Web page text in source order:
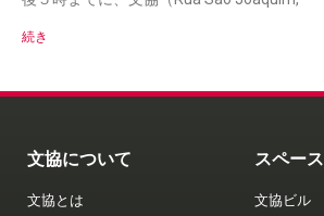
続き
文協について
文協とは
スペース
文協ビル